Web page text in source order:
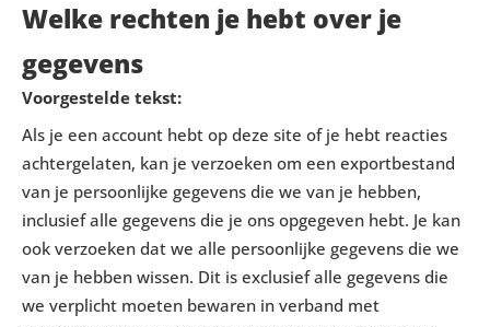
Welke rechten je hebt over je
gegevens
Voorgestelde tekst:
Als je een account hebt op deze site of je hebt reacties
achtergelaten, kan je verzoeken om een exportbestand
van je persoonlijke gegevens die we van je hebben,
inclusief alle gegevens die je ons opgegeven hebt. Je kan
ook verzoeken dat we alle persoonlijke gegevens die we
van je hebben wissen. Dit is exclusief alle gegevens die
we verplicht moeten bewaren in verband met